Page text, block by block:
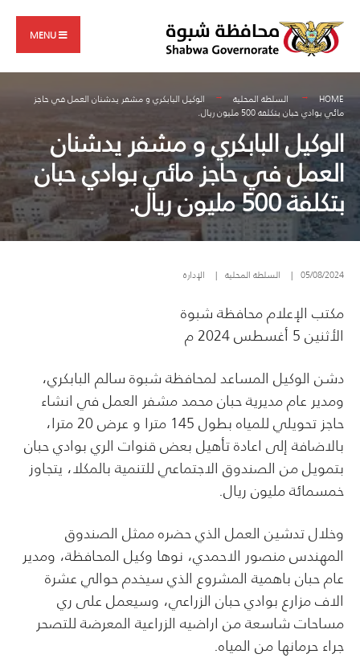
content
MENU
HOME السلطة المحلية
الوكيل البابكري و مشفر يدشنان العمل في حاجز
مائي بوادي حبان بتكلفة 500 مليون ريال.
الوكيل البابكري و مشفر يدشنان
العمل في حاجز مائي بوادي حبان
بتكلفة 500 مليون ريال.
05/08/2024
| السلطة المحلية | الإدارة
مكتب الإعلام محافظة شبوة
الأثنين 5 أغسطس 2024 م
دشن الوكيل المساعد لمحافظة شبوة سالم البابكري،
ومدير عام مديرية حبان محمد مشفر العمل في انشاء
حاجز تحويلي للمياه بطول 145 مترا و عرض 20 مترا،
بالاضافة إلى اعادة تأهيل بعض قنوات الري بوادي حبان
بتمويل من الصندوق الاجتماعي للتنمية بالمكلا، يتجاوز
خمسمائة مليون ريال.
وخلال تدشين العمل الذي حضره ممثل الصندوق
المهندس منصور الاحمدي، نوها وكيل المحافظة، ومدير
عام حبان باهمية المشروع الذي سيخدم حوالي عشرة
الاف مزارع بوادي حبان الزراعي، وسيعمل على ري
مساحات شاسعة من اراضيه الزراعية المعرضة للتصحر
جراء حرمانها من المياه.
for: